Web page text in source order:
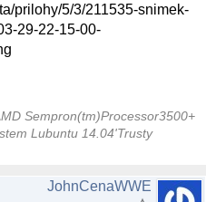
prilohy/5/3/211535-snimek-
29-22-15-00-
Sempron(tm)Processor3500+
Lubuntu 14.04'Trusty
JohnCenaWWE